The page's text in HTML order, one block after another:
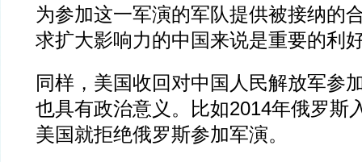
为参加这一军演的军队提供被接纳的
求扩大影响力的中国来说是重要的利
同样，美国收回对中国人民解放军参
也具有政治意义。比如2014年俄罗斯
美国就拒绝俄罗斯参加军演。